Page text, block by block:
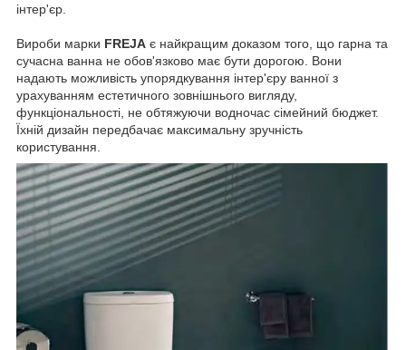
інтер'єр.
Вироби марки FREJA є найкращим доказом того, що гарна та
сучасна ванна не обов'язково має бути дорогою. Вони
надають можливість упорядкування інтер'єру ванної з
урахуванням естетичного зовнішнього вигляду,
функціональності, не обтяжуючи водночас сімейний бюджет.
Їхній дизайн передбачає максимальну зручність
користування.